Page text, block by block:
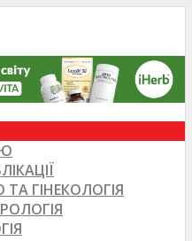
ГІНЕКОЛОГІЯ